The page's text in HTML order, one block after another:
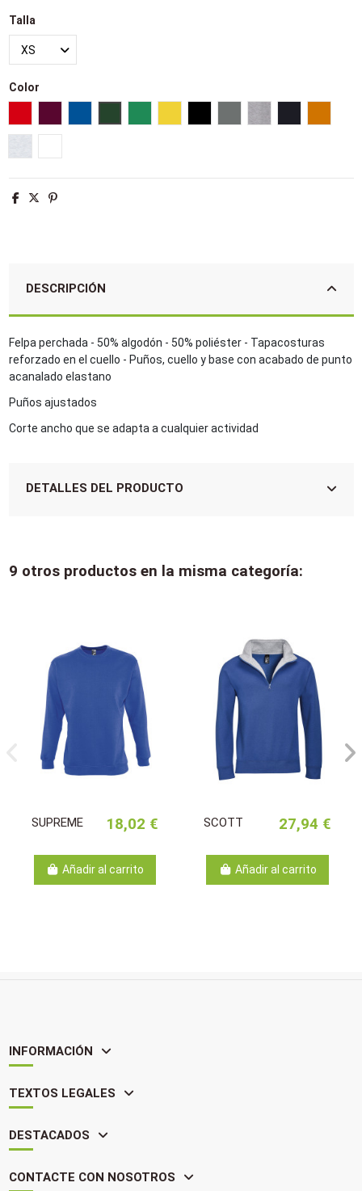
Talla
Color
DESCRIPCIÓN
Felpa perchada - 50% algodón - 50% poliéster - Tapacosturas
reforzado en el cuello - Puños, cuello y base con acabado de punto
acanalado elastano
Puños ajustados
Corte ancho que se adapta a cualquier actividad
DETALLES DEL PRODUCTO
9 otros productos en la misma categoría:
SUPREME 18,02 €
Añadir al carrito
SCOTT 27,94 €
Añadir al carrito
INFORMACIÓN
TEXTOS LEGALES
DESTACADOS
CONTACTE CON NOSOTROS